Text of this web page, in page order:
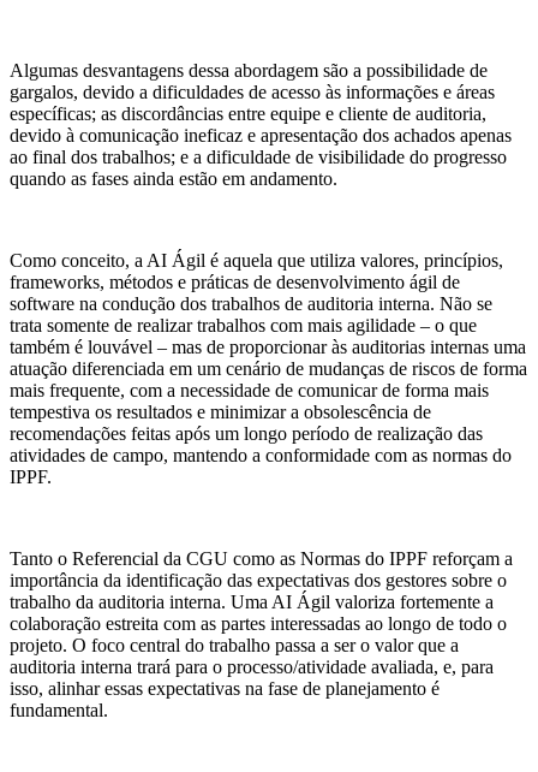
Algumas desvantagens dessa abordagem são a possibilidade de
gargalos, devido a dificuldades de acesso às informações e áreas
específicas; as discordâncias entre equipe e cliente de auditoria,
devido à comunicação ineficaz e apresentação dos achados apenas
ao final dos trabalhos; e a dificuldade de visibilidade do progresso
quando as fases ainda estão em andamento.
Como conceito, a AI Ágil é aquela que utiliza valores, princípios,
frameworks, métodos e práticas de desenvolvimento ágil de
software na condução dos trabalhos de auditoria interna. Não se
trata somente de realizar trabalhos com mais agilidade – o que
também é louvável – mas de proporcionar às auditorias internas uma
atuação diferenciada em um cenário de mudanças de riscos de forma
mais frequente, com a necessidade de comunicar de forma mais
tempestiva os resultados e minimizar a obsolescência de
recomendações feitas após um longo período de realização das
atividades de campo, mantendo a conformidade com as normas do
IPPF.
Tanto o Referencial da CGU como as Normas do IPPF reforçam a
importância da identificação das expectativas dos gestores sobre o
trabalho da auditoria interna. Uma AI Ágil valoriza fortemente a
colaboração estreita com as partes interessadas ao longo de todo o
projeto. O foco central do trabalho passa a ser o valor que a
auditoria interna trará para o processo/atividade avaliada, e, para
isso, alinhar essas expectativas na fase de planejamento é
fundamental.